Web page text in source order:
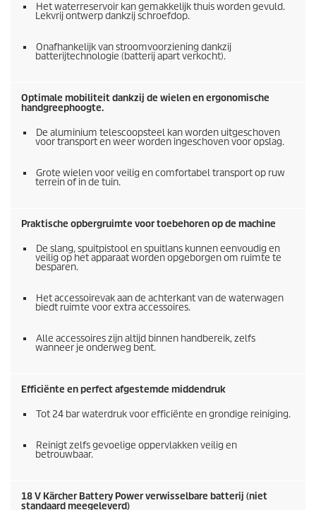
Het waterreservoir kan gemakkelijk thuis worden gevuld.
Lekvrij ontwerp dankzij schroefdop.
Onafhankelijk van stroomvoorziening dankzij
batterijtechnologie (batterij apart verkocht).
Optimale mobiliteit dankzij de wielen en ergonomische
handgreephoogte.
De aluminium telescoopsteel kan worden uitgeschoven
voor transport en weer worden ingeschoven voor opslag.
Grote wielen voor veilig en comfortabel transport op ruw
terrein of in de tuin.
Praktische opbergruimte voor toebehoren op de machine
De slang, spuitpistool en spuitlans kunnen eenvoudig en
veilig op het apparaat worden opgeborgen om ruimte te
besparen.
Het accessoirevak aan de achterkant van de waterwagen
biedt ruimte voor extra accessoires.
Alle accessoires zijn altijd binnen handbereik, zelfs
wanneer je onderweg bent.
Efficiënte en perfect afgestemde middendruk
Tot 24 bar waterdruk voor efficiënte en grondige reiniging.
Reinigt zelfs gevoelige oppervlakken veilig en
betrouwbaar.
18 V Kärcher Battery Power verwisselbare batterij (niet
standaard meegeleverd)